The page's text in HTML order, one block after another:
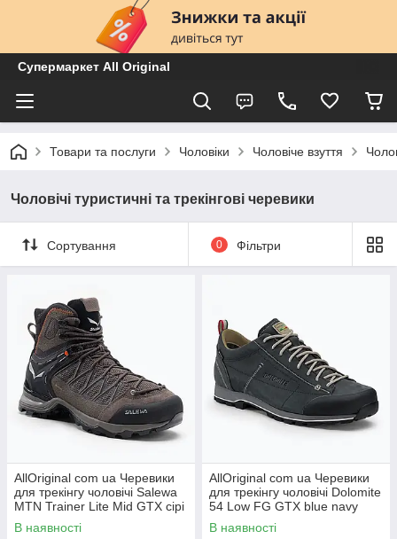
Супермаркет All Original
Товари та послуги Чоловіки Чоловіче взуття
Чоловічі туристичні та трекінгові черевики
Сортування 0 Фільтри
AllOriginal com ua Черевики
для трекінгу чоловічі Salewa
MTN Trainer Lite Mid GTX сірі
00-0000061359 РОЗМІРИ
В наявності
AllOriginal com ua Черевики
для трекінгу чоловічі Dolomite
54 Low FG GTX blue navy
РОЗМІРИ ЗАПИТУЙТЕ
В наявності